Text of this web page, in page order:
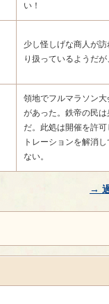
い！
少し怪しげな商人が
り扱っているようだ
領地でフルマラソン
があった。鉄帝の民
だ。此処は開催を許
トレーションを解消
ない。
→